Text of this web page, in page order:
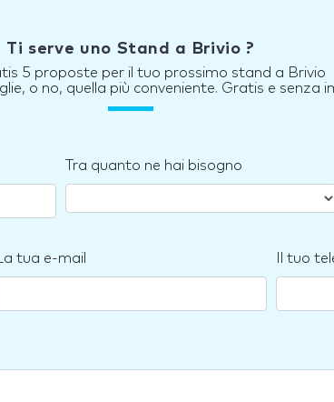
Ti serve uno Stand a Brivio ?
5 proposte per il tuo prossimo stand a Brivio
o no, quella più conveniente. Gratis e senza
Tra quanto ne hai bisogno
La tua e-mail Il tuo